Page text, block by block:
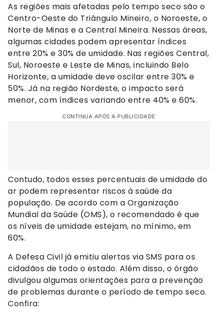
As regiões mais afetadas pelo tempo seco são o
Centro-Oeste do Triângulo Mineiro, o Noroeste, o
Norte de Minas e a Central Mineira. Nessas áreas,
algumas cidades podem apresentar índices
entre 20% e 30% de umidade. Nas regiões Central,
Sul, Noroeste e Leste de Minas, incluindo Belo
Horizonte, a umidade deve oscilar entre 30% e
50%. Já na região Nordeste, o impacto será
menor, com índices variando entre 40% e 60%.
CONTINUA APÓS A PUBLICIDADE
Contudo, todos esses percentuais de umidade do
ar podem representar riscos à saúde da
população. De acordo com a Organização
Mundial da Saúde (OMS), o recomendado é que
os níveis de umidade estejam, no mínimo, em
60%.
A Defesa Civil já emitiu alertas via SMS para os
cidadãos de todo o estado. Além disso, o órgão
divulgou algumas orientações para a prevenção
de problemas durante o período de tempo seco.
Confira: